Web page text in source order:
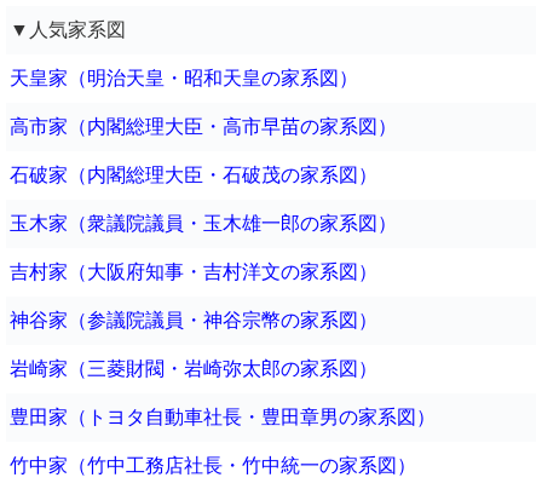
▼人気家系図
天皇家（明治天皇・昭和天皇の家系図）
高市家（内閣総理大臣・高市早苗の家系図）
石破家（内閣総理大臣・石破茂の家系図）
玉木家（衆議院議員・玉木雄一郎の家系図）
吉村家（大阪府知事・吉村洋文の家系図）
神谷家（参議院議員・神谷宗幣の家系図）
岩崎家（三菱財閥・岩崎弥太郎の家系図）
豊田家（トヨタ自動車社長・豊田章男の家系図）
竹中家（竹中工務店社長・竹中統一の家系図）